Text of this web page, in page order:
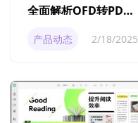
全面解析OFD转PDF
产品动态 2/18/2025